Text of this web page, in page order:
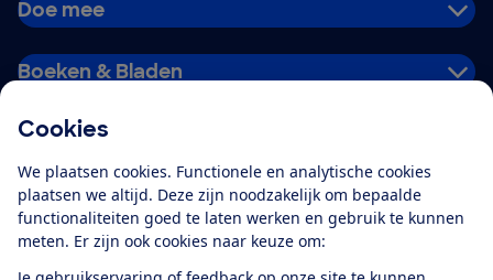
Cookies
We plaatsen cookies. Functionele en analytische cookies
plaatsen we altijd. Deze zijn noodzakelijk om bepaalde
functionaliteiten goed te laten werken en gebruik te kunnen
meten. Er zijn ook cookies naar keuze om:
Doe mee
Boeken & Bladen
Alles over de